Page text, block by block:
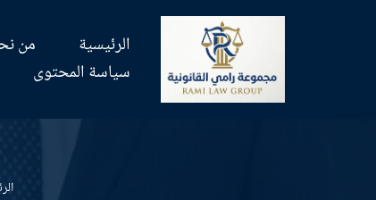
الرئيسية من
سياسة المحتوى